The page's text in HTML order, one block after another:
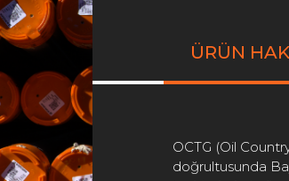
ÜRÜN
OCTG (Oil
doğrultusunda